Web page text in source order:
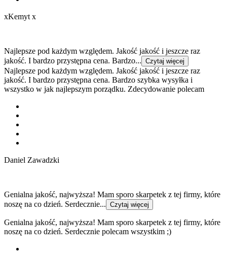
xKemyt x
Najlepsze pod każdym względem. Jakość jakość i jeszcze raz
jakość. I bardzo przystępna cena. Bardzo... Czytaj więcej
Najlepsze pod każdym względem. Jakość jakość i jeszcze raz
jakość. I bardzo przystępna cena. Bardzo szybka wysyłka i
wszystko w jak najlepszym porządku. Zdecydowanie polecam
Daniel Zawadzki
Genialna jakość, najwyższa! Mam sporo skarpetek z tej firmy, które
noszę na co dzień. Serdecznie... Czytaj więcej
Genialna jakość, najwyższa! Mam sporo skarpetek z tej firmy, które
noszę na co dzień. Serdecznie polecam wszystkim ;)